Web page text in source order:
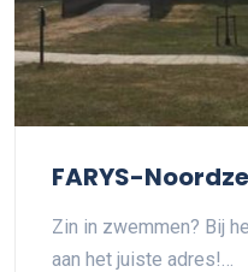
FARYS-
Zin in zwemmen? Bij
aan het juiste adres!…